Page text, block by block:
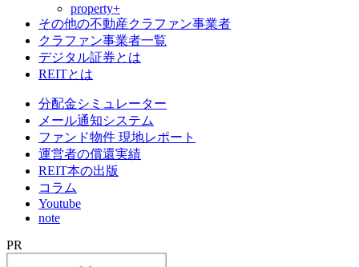
property+
その他の不動産クラファン事業者
クラファン事業者一覧
デジタル証券とは
REITとは
分配金シミュレーター
メール通知システム
ファンド物件 現地レポート
運営者の償還実績
REIT本の出版
コラム
Youtube
note
PR